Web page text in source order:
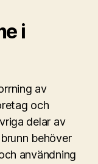
i
av
och
delar av
behöver
användning